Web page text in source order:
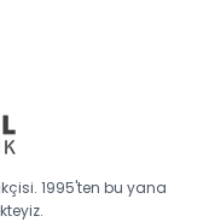
1995'ten bu yana